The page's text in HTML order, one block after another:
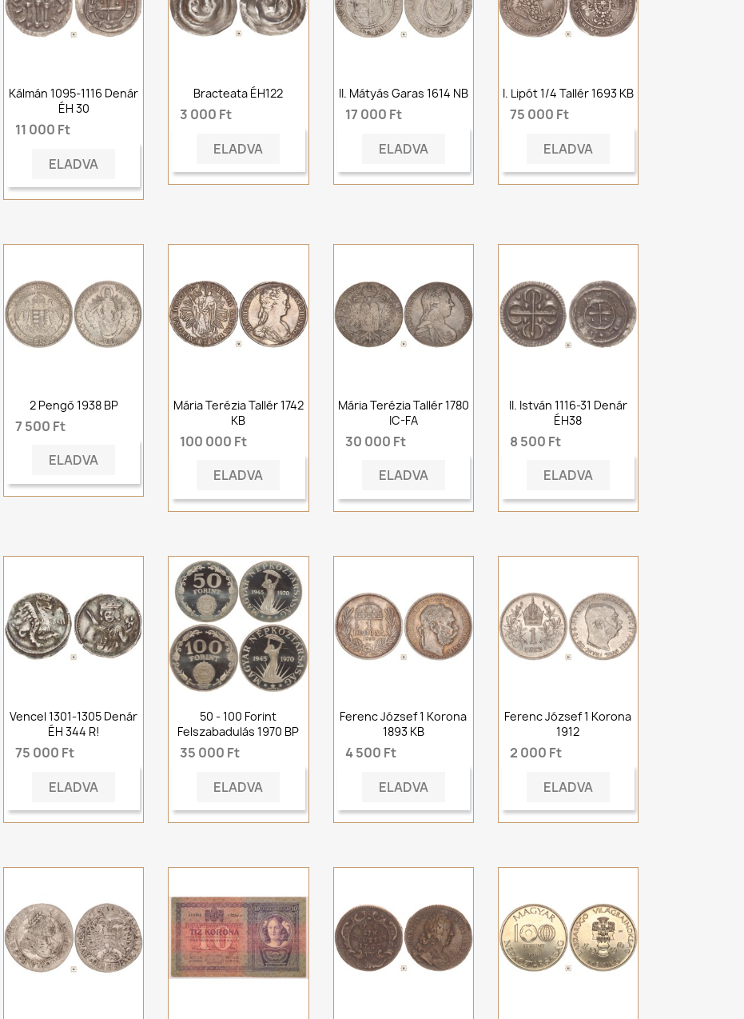
Kálmán 1095-1116 Denár
ÉH 30
11 000 Ft
ELADVA
Bracteata ÉH122
3 000 Ft
ELADVA
II. Mátyás Garas 1614 NB
17 000 Ft
ELADVA
I. Lipót 1/4 Tallér 1693 KB
75 000 Ft
ELADVA
2 Pengő 1938 BP
7 500 Ft
ELADVA
Mária Terézia Tallér 1742
KB
100 000 Ft
ELADVA
Mária Terézia Tallér 1780
IC-FA
30 000 Ft
ELADVA
II. István 1116-31 Denár
ÉH38
8 500 Ft
ELADVA
Vencel 1301-1305 Denár
ÉH 344 R!
75 000 Ft
ELADVA
50 - 100 Forint
Felszabadulás 1970 BP
35 000 Ft
ELADVA
Ferenc József 1 Korona
1893 KB
4 500 Ft
ELADVA
Ferenc József 1 Korona
1912
2 000 Ft
ELADVA